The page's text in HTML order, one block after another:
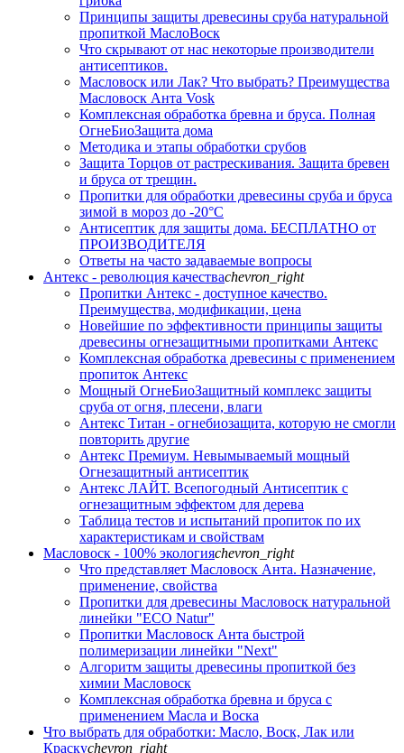
Принципы защиты древесины сруба натуральной
пропиткой МаслоВоск
Что скрывают от нас некоторые производители
антисептиков.
Масловоск или Лак? Что выбрать? Преимущества
Масловоск Анта Vosk
Комплексная обработка бревна и бруса. Полная
ОгнеБиоЗащита дома
Методика и этапы обработки срубов
Защита Торцов от растрескивания. Защита бревен
и бруса от трещин.
Пропитки для обработки древесины сруба и бруса
зимой в мороз до -20°С
Антисептик для защиты дома. БЕСПЛАТНО от
ПРОИЗВОДИТЕЛЯ
Ответы на часто задаваемые вопросы
Антекс - революция качестваchevron_right
Пропитки Антекс - доступное качество.
Преимущества, модификации, цена
Новейшие по эффективности принципы защиты
древесины огнезащитными пропитками Антекс
Комплексная обработка древесины с применением
пропиток Антекс
Мощный ОгнеБиоЗащитный комплекс защиты
сруба от огня, плесени, влаги
Антекс Титан - огнебиозащита, которую не смогли
повторить другие
Антекс Премиум. Невымываемый мощный
Огнезащитный антисептик
Антекс ЛАЙТ. Всепогодный Антисептик с
огнезащитным эффектом для дерева
Таблица тестов и испытаний пропиток по их
характеристикам и свойствам
Масловоск - 100% экологияchevron_right
Что представляет Масловоск Анта. Назначение,
применение, свойства
Пропитки для древесины Масловоск натуральной
линейки "ECO Natur"
Пропитки Масловоск Анта быстрой
полимеризации линейки "Next"
Алгоритм защиты древесины пропиткой без
химии Масловоск
Комплексная обработка бревна и бруса с
применением Масла и Воска
Что выбрать для обработки: Масло, Воск, Лак или
Краскуchevron_right